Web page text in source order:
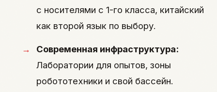
с носителями с 1-го класса, китайский
как второй язык по выбору.
Современная инфраструктура:
Лаборатории для опытов, зоны
робототехники и свой бассейн.